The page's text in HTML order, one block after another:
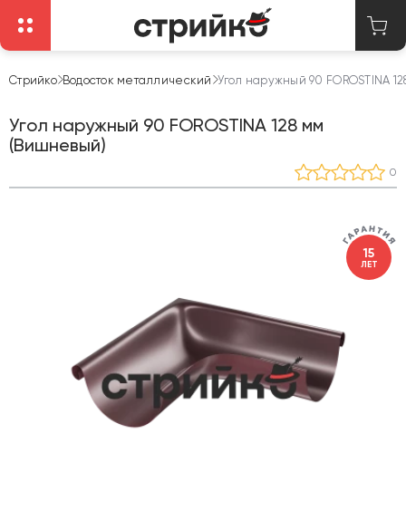
Стрийко Водосток металлический Угол наружный 90 FOROSTINA
Угол наружный 90 FOROSTINA 128 мм
(Вишневый)
0
15
ЛЕТ